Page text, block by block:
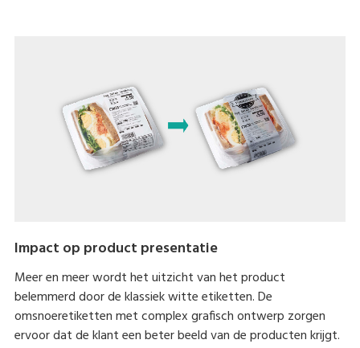
Impact op product presentatie
Meer en meer wordt het uitzicht van het product
belemmerd door de klassiek witte etiketten. De
omsnoeretiketten met complex grafisch ontwerp zorgen
ervoor dat de klant een beter beeld van de producten krijgt.